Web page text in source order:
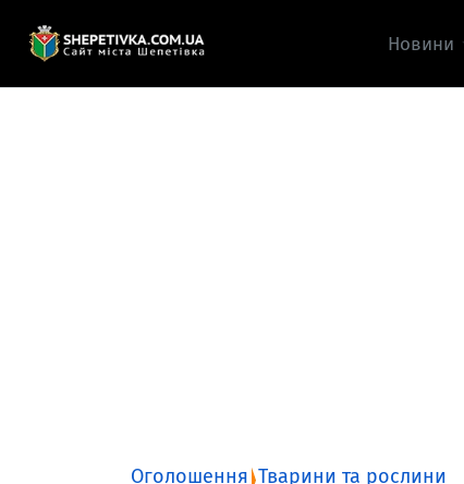
Новини
Оголошення Тварини та рослини